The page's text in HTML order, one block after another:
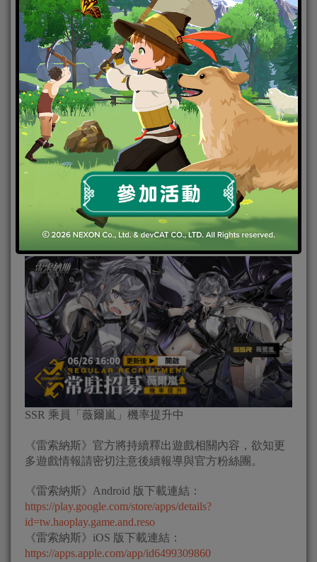
 常駐招募「薇爾嵐」獲得機率提升
活動時間：6 月 26 日更新後～7 月 10 日 04：59
「常駐招募」新增卡池，SSR 乘員「薇爾嵐」獲得機
率提升，玩家可把握機會抽取乘員，提升列車組戰力
以應對未來的挑戰。
SSR 乘員「薇爾嵐」機率提升中
《雷索納斯》官方將持續釋出遊戲相關內容，欲知更
多遊戲情報請密切注意後續報導與官方粉絲團。
《雷索納斯》Android 版下載連結：
https://play.google.com/store/apps/details?
id=tw.haoplay.game.and.reso
《雷索納斯》iOS 版下載連結：
https://apps.apple.com/app/id6499309860